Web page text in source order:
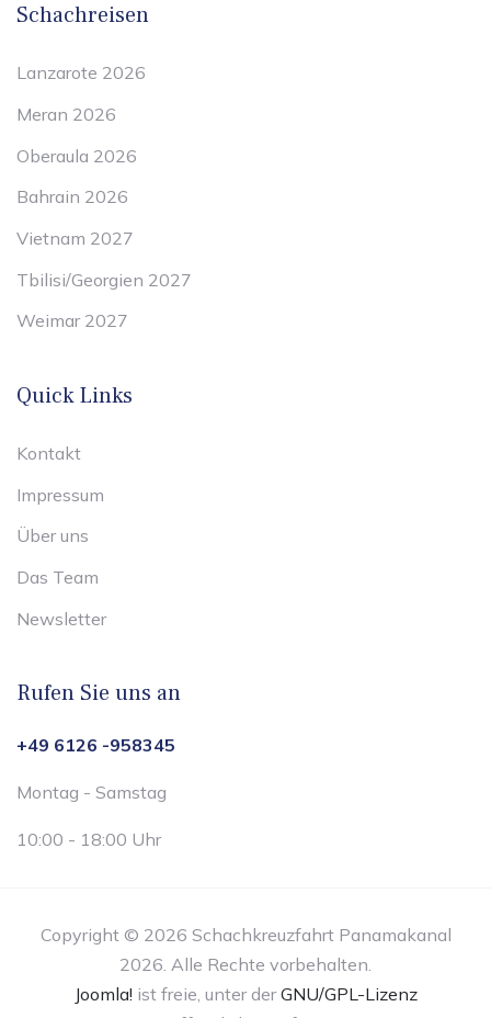
Schachreisen
Lanzarote 2026
Meran 2026
Oberaula 2026
Bahrain 2026
Vietnam 2027
Tbilisi/Georgien 2027
Weimar 2027
Quick Links
Kontakt
Impressum
Über uns
Das Team
Newsletter
Rufen Sie uns an
+49 6126 -958345
Montag - Samstag
10:00 - 18:00 Uhr
Copyright © 2026 Schachkreuzfahrt Panamakanal
2026. Alle Rechte vorbehalten.
Joomla! ist freie, unter derGNU/GPL-Lizenz